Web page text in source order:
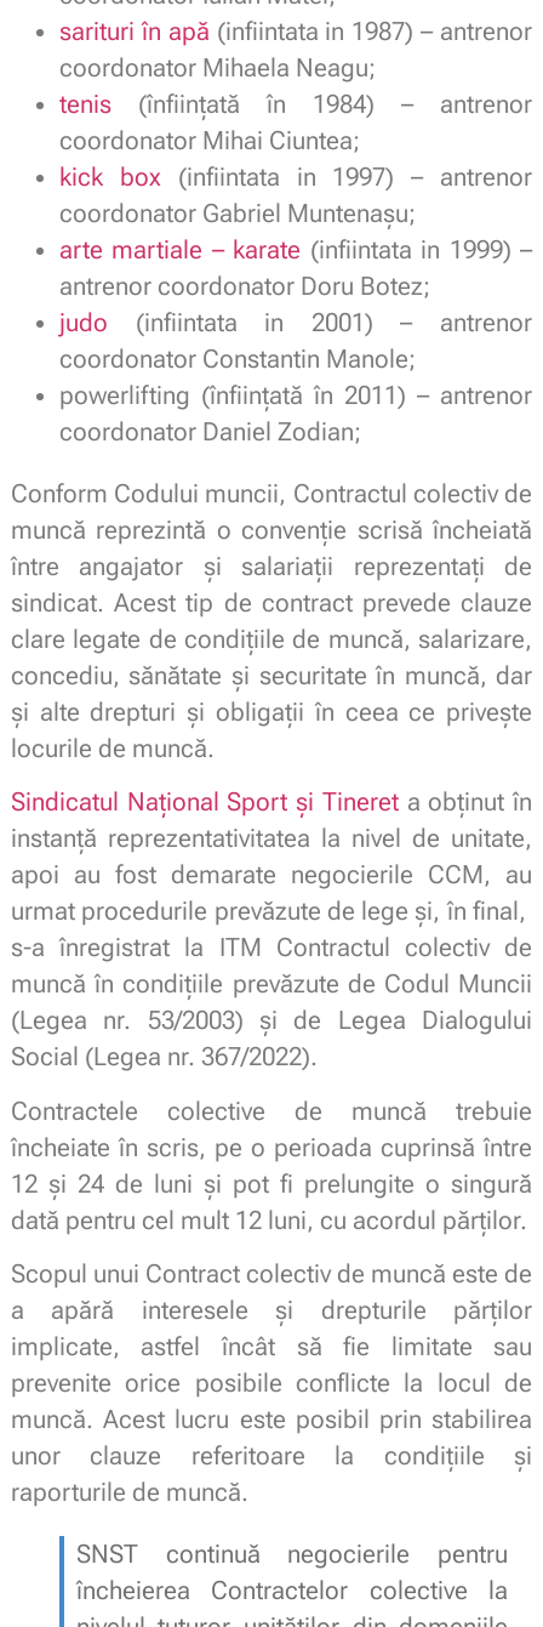
sarituri în apă (infiintata in 1987) – antrenor
coordonator Mihaela Neagu;
tenis(înfiinţată în 1984) – antrenor
coordonator Mihai Ciuntea;
kick box(infiintata in 1997) – antrenor
coordonator Gabriel Muntenaşu;
arte martiale – karate (infiintata in 1999) –
antrenor coordonator Doru Botez;
judo (infiintata in 2001) – antrenor
coordonator Constantin Manole;
powerlifting (înfiinţată în 2011) – antrenor
coordonator Daniel Zodian;
Conform Codului muncii, Contractul colectiv de
muncă reprezintă o convenție scrisă încheiată
între angajator și salariații reprezentați de
sindicat. Acest tip de contract prevede clauze
clare legate de condițiile de muncă, salarizare,
concediu, sănătate și securitate în muncă, dar
și alte drepturi și obligații în ceea ce privește
locurile de muncă.
Sindicatul Național Sport și Tinereta obținut în
instanță reprezentativitatea la nivel de unitate,
apoi au fost demarate negocierile CCM, au
urmat procedurile prevăzute de lege și, în final,
s-a înregistrat la ITM Contractul colectiv de
muncă în condițiile prevăzute de Codul Muncii
(Legea nr. 53/2003) și de Legea Dialogului
Social (Legea nr. 367/2022).
Contractele colective de muncă trebuie
încheiate în scris, pe o perioada cuprinsă între
12 și 24 de luni și pot fi prelungite o singură
dată pentru cel mult 12 luni, cu acordul părților.
Scopul unui Contract colectiv de muncă este de
a apără interesele și drepturile părților
implicate, astfel încât să fie limitate sau
prevenite orice posibile conflicte la locul de
muncă. Acest lucru este posibil prin stabilirea
unor clauze referitoare la condițiile și
raporturile de muncă.
SNST continuă negocierile pentru
încheierea Contractelor colective la